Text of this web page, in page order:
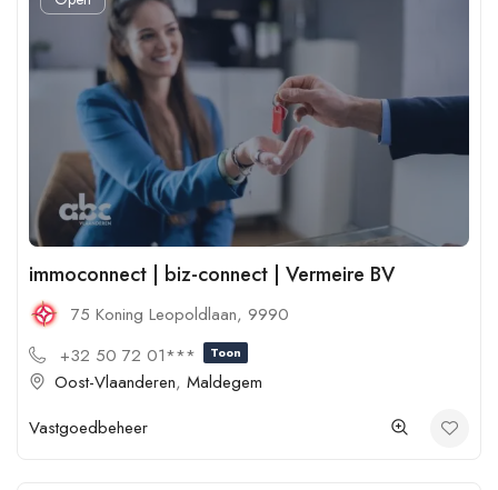
immoconnect | biz-connect | Vermeire BV
75 Koning Leopoldlaan, 9990
+32 50 72 01***
Toon
Oost-Vlaanderen, Maldegem
Vastgoedbeheer